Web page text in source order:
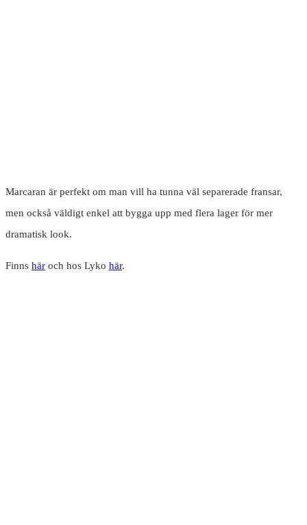
Marcaran är perfekt om man vill ha tunna väl separerade fransar,
men också väldigt enkel att bygga upp med flera lager för mer
dramatisk look.
Finns här och hos Lyko här.